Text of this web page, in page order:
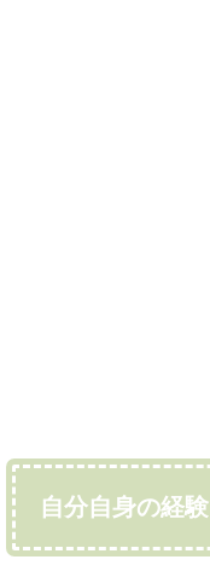
自分自身の経験